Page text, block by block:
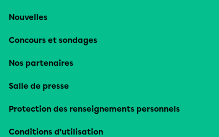
Nouvelles
Concours et sondages
Nos partenaires
Salle de presse
Protection des renseignements personnels
Conditions d’utilisation